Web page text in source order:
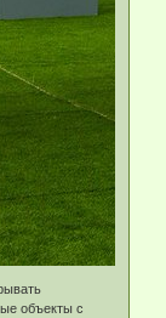
объекты с